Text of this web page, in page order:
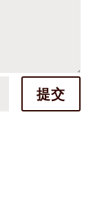
提交